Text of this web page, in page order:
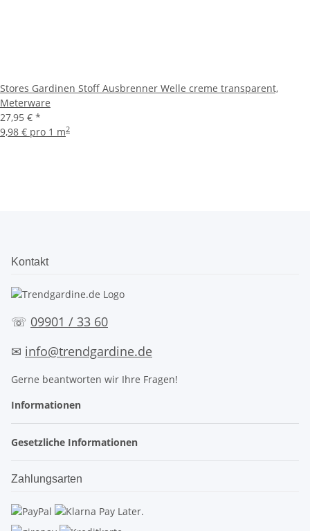
Stores Gardinen Stoff Ausbrenner Welle creme transparent,
Meterware
27,95 € *
9,98 € pro 1 m2
Kontakt
☏ 09901 / 33 60
✉ info@trendgardine.de
Gerne beantworten wir Ihre Fragen!
Informationen
Gesetzliche Informationen
Zahlungsarten